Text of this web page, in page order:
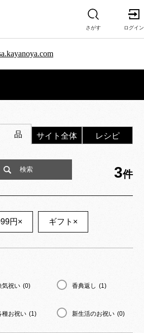
さがす ログイン
品 サイト全体 レシピ
3件
円 × ギフト ×
気祝い (0) 香典返し (1)
種お祝い (1) 新生活のお祝い (0)